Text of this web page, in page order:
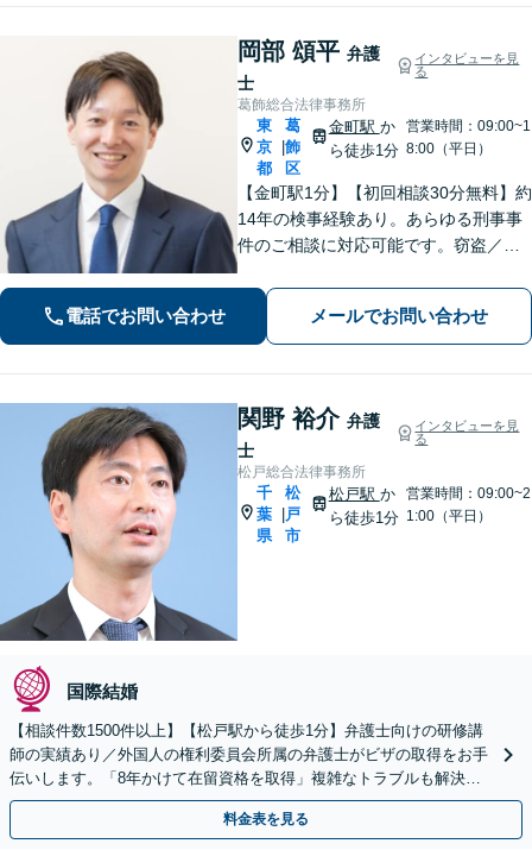
岡部 頌平 弁護
士
インタビューを見
る
葛飾総合法律事務所
東
京
都
葛
飾
区
金町駅 か
ら徒歩1分
営業時間：09:00~1
8:00（平日）
【金町駅1分】【初回相談30分無料】約
14年の検事経験あり。あらゆる刑事事
件のご相談に対応可能です。窃盗／詐
事件は早急にご相談ください。【相続
事件もお任せください】遺産分割協
議・調停／遺留分／遺言書作成など幅
広く対応
電話でお問い合わせ メールでお問い合わせ
関野 裕介 弁護
士
インタビューを見
る
松戸総合法律事務所
千
葉
県
松
戸
市
松戸駅 か
ら徒歩1分
営業時間：09:00~2
1:00（平日）
国際結婚
【相談件数1500件以上】【松戸駅から徒歩1分】弁護士向けの研修講
師の実績あり／外国人の権利委員会所属の弁護士がビザの取得をお手
伝いします。「8年かけて在留資格を取得」複雑なトラブルも解決。
日本語が苦手な外国人のサポートに定評ありです。
料金表を見る